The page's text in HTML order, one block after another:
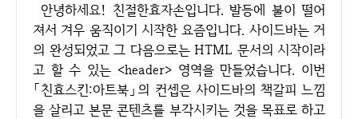
안녕하세요! 친절한효자손입니다. 발등에 불이 떨어
져서 겨우 움직이기 시작한 요즘입니다. 사이드바는 거
의 완성되었고 그 다음으로는 HTML 문서의 시작이라
고 할 수 있는 <header> 영역을 만들었습니다. 이번
「친효스킨:아트북」의 컨셉은 사이드바의 책갈피 느낌
을 살리고 본문 콘텐츠를 부각시키는 것을 목표로 하고